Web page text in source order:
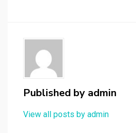
Published by admin
View all posts by admin